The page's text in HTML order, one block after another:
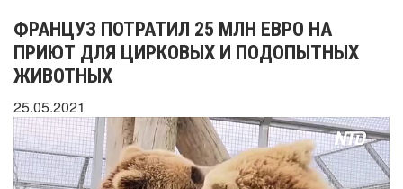
ФРАНЦУЗ ПОТРАТИЛ 25 МЛН ЕВРО НА
ПРИЮТ ДЛЯ ЦИРКОВЫХ И ПОДОПЫТНЫХ
ЖИВОТНЫХ
25.05.2021